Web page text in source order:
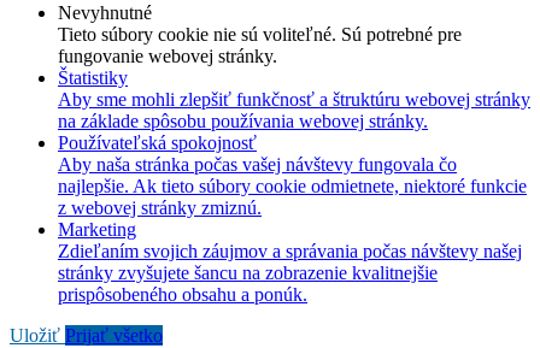
Nevyhnutné
Tieto súbory cookie nie sú voliteľné. Sú potrebné pre
fungovanie webovej stránky.
Štatistiky
Aby sme mohli zlepšiť funkčnosť a štruktúru webovej stránky
na základe spôsobu používania webovej stránky.
Používateľská spokojnosť
Aby naša stránka počas vašej návštevy fungovala čo
najlepšie. Ak tieto súbory cookie odmietnete, niektoré funkcie
z webovej stránky zmiznú.
Marketing
Zdieľaním svojich záujmov a správania počas návštevy našej
stránky zvyšujete šancu na zobrazenie kvalitnejšie
prispôsobeného obsahu a ponúk.
Uložiť Prijať všetko